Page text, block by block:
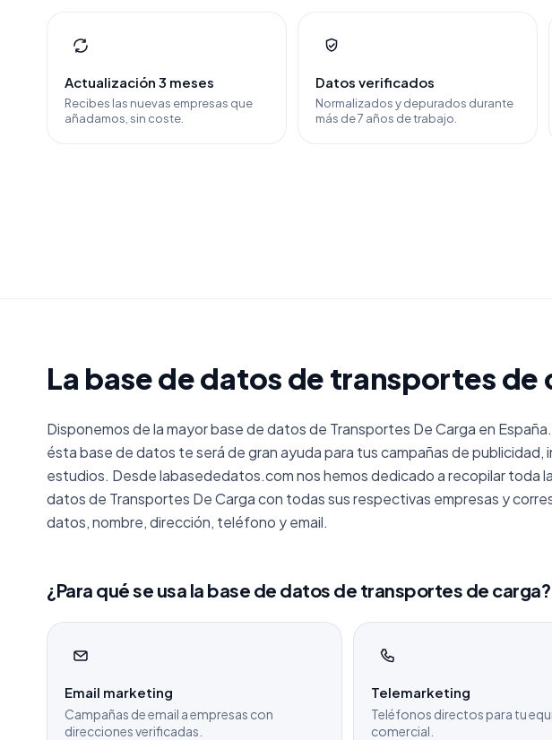
Actualización 3 meses
Recibes las nuevas empresas que
añadamos, sin coste.
Datos verificados
Normalizados y depurados durante
más de 7 años de trabajo.
La base de datos de transportes de
Disponemos de la mayor base de datos de Transportes De Carga en
ésta base de datos te será de gran ayuda para tus campañas de publicidad,
estudios. Desde labasededatos.com nos hemos dedicado a recopilar toda
datos de Transportes De Carga con todas sus respectivas empresas y
datos, nombre, dirección, teléfono y email.
¿Para qué se usa la base de datos de transportes de carga?
Email marketing
Campañas de email a empresas con
direcciones verificadas.
Telemarketing
Teléfonos directos para tu
comercial.